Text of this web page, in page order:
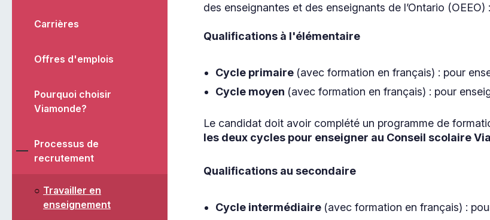
Carrières
Offres d'emplois
Pourquoi choisir
Viamonde?
Processus de
recrutementPage
dans
cette
Travailler en
enseignementPage
des enseignantes et des enseignants de l’Ontario (OEEO) :
Qualifications à l'élémentaire
Cycle primaire (avec formation en français) : pour
Cycle moyen (avec formation en français) : pour
Le candidat doit avoir complété un programme de
les deux cycles pour enseigner au Conseil scolaire
Qualifications au secondaire
Cycle intermédiaire (avec formation en français) :